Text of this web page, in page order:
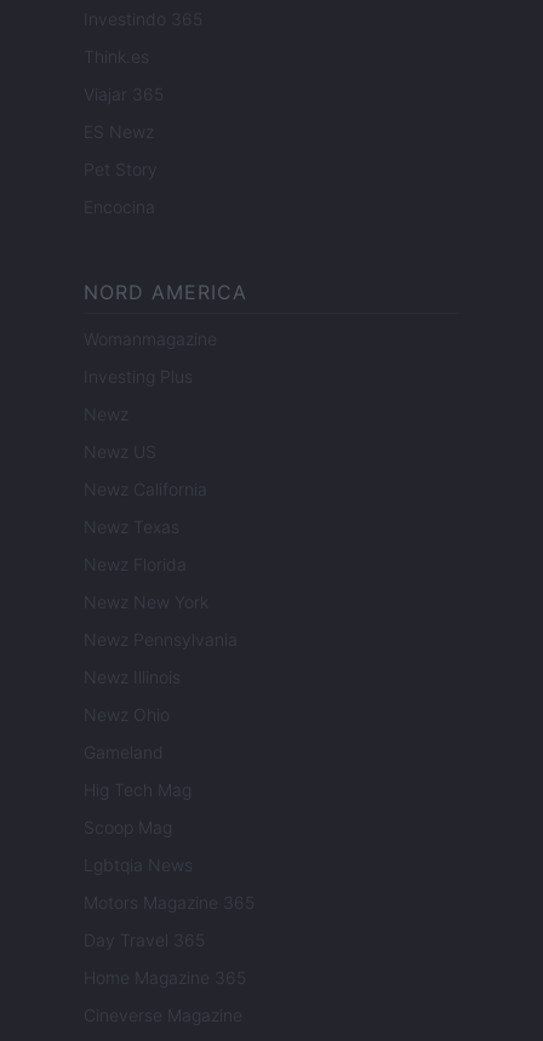
Investindo 365
Think.es
Viajar 365
ES Newz
Pet Story
Encocina
NORD AMERICA
Womanmagazine
Investing Plus
Newz
Newz US
Newz California
Newz Texas
Newz Florida
Newz New York
Newz Pennsylvania
Newz Illinois
Newz Ohio
Gameland
Hig Tech Mag
Scoop Mag
Lgbtqia News
Motors Magazine 365
Day Travel 365
Home Magazine 365
Cineverse Magazine